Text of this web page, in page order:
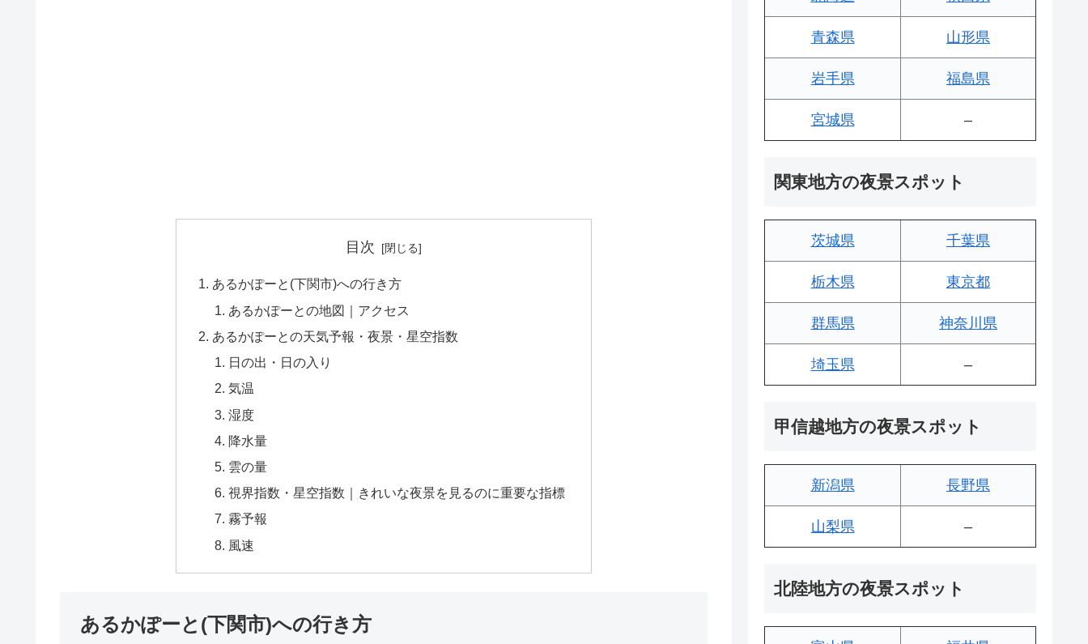
目次
あるかぽーと(下関市)への行き方
あるかぽーとの地図｜アクセス
あるかぽーとの天気予報・夜景・星空指数
日の出・日の入り
気温
湿度
降水量
雲の量
視界指数・星空指数｜きれいな夜景を見るのに重要な指標
霧予報
風速
あるかぽーと(下関市)への行き方
青森県 山形県
岩手県 福島県
宮城県 –
関東地方の夜景スポット
茨城県 千葉県
栃木県 東京都
群馬県 神奈川県
埼玉県 –
甲信越地方の夜景スポット
新潟県 長野県
山梨県 –
北陸地方の夜景スポット